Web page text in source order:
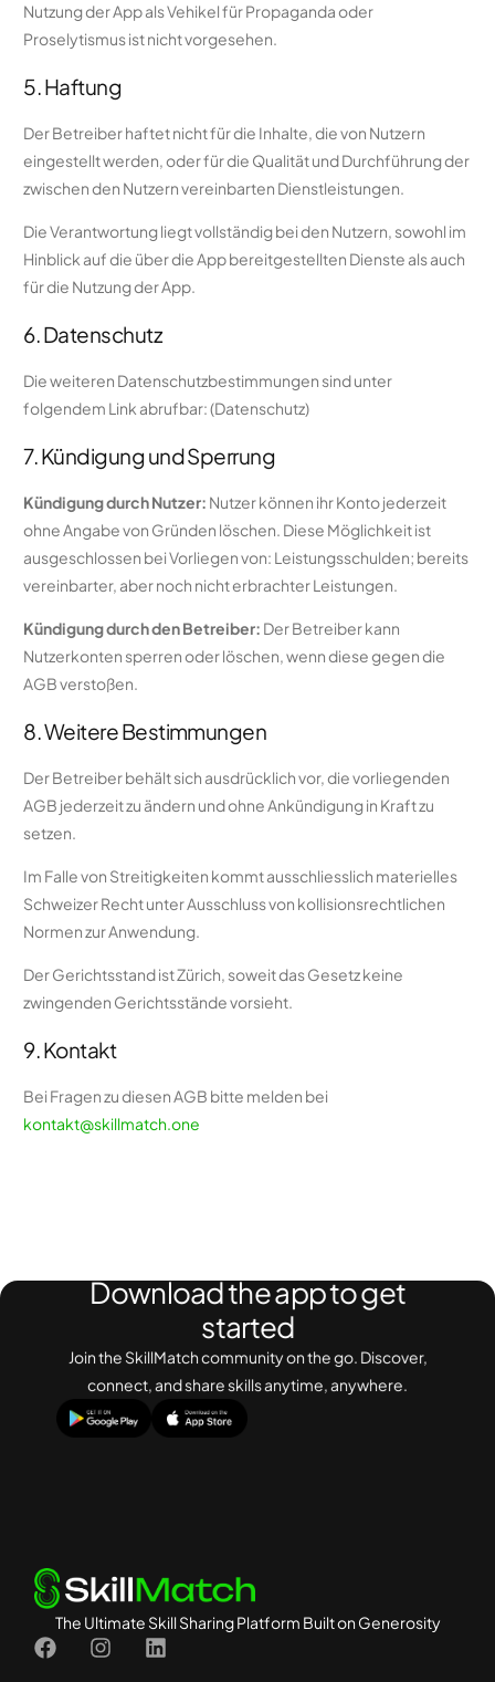
Nutzung der App als Vehikel für Propaganda oder
Proselytismus ist nicht vorgesehen.
5. Haftung
Der Betreiber haftet nicht für die Inhalte, die von Nutzern
eingestellt werden, oder für die Qualität und Durchführung der
zwischen den Nutzern vereinbarten Dienstleistungen.
Die Verantwortung liegt vollständig bei den Nutzern, sowohl im
Hinblick auf die über die App bereitgestellten Dienste als auch
für die Nutzung der App.
6. Datenschutz
Die weiteren Datenschutzbestimmungen sind unter
folgendem Link abrufbar: (Datenschutz)
7. Kündigung und Sperrung
Kündigung durch Nutzer: Nutzer können ihr Konto jederzeit
ohne Angabe von Gründen löschen. Diese Möglichkeit ist
ausgeschlossen bei Vorliegen von: Leistungsschulden; bereits
vereinbarter, aber noch nicht erbrachter Leistungen.
Kündigung durch den Betreiber: Der Betreiber kann
Nutzerkonten sperren oder löschen, wenn diese gegen die
AGB verstoßen.
8. Weitere Bestimmungen
Der Betreiber behält sich ausdrücklich vor, die vorliegenden
AGB jederzeit zu ändern und ohne Ankündigung in Kraft zu
setzen.
Im Falle von Streitigkeiten kommt ausschliesslich materielles
Schweizer Recht unter Ausschluss von kollisionsrechtlichen
Normen zur Anwendung.
Der Gerichtsstand ist Zürich, soweit das Gesetz keine
zwingenden Gerichtsstände vorsieht.
9. Kontakt
Bei Fragen zu diesen AGB bitte melden bei
kontakt@skillmatch.one
Download the app to get
started
Join the SkillMatch community on the go. Discover,
connect, and share skills anytime, anywhere.
The Ultimate Skill Sharing Platform Built on Generosity